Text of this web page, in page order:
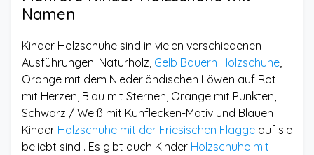
Namen
Kinder Holzschuhe sind in vielen verschiedenen
Ausführungen: Naturholz, Gelb Bauern Holzschuhe,
Orange mit dem Niederländischen Löwen auf Rot
mit Herzen, Blau mit Sternen, Orange mit Punkten,
Schwarz / Weiß mit Kuhflecken-Motiv und Blauen
Kinder Holzschuhe mit der Friesischen Flagge auf sie
beliebt sind . Es gibt auch Kinder Holzschuhe mit